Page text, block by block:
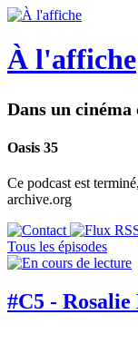
À l'affiche
Dans un
Oasis 35
Ce podcast est
archive.org
Tous les épisodes
#C5 -